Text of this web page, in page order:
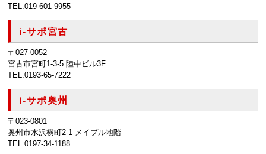
TEL.019-601-9955
i-サポ宮古
〒027-0052
宮古市宮町1-3-5 陸中ビル3F
TEL.0193-65-7222
i-サポ奥州
〒023-0801
奥州市水沢横町2-1 メイプル地階
TEL.0197-34-1188